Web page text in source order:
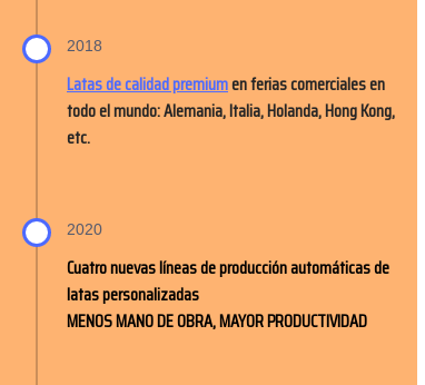
2018
Latas de calidad premiumen ferias comerciales en
todo el mundo: Alemania, Italia, Holanda, Hong Kong,
etc.
2020
Cuatro nuevas líneas de producción automáticas de
latas personalizadas
MENOS MANO DE OBRA, MAYOR PRODUCTIVIDAD